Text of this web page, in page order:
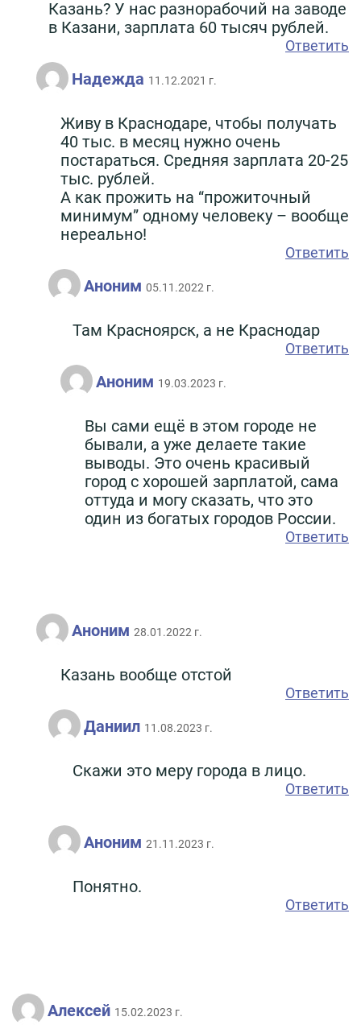
Казань? У нас разнорабочий на заводе
в Казани, зарплата 60 тысяч рублей.
Ответить
Надежда 11.12.2021 г.
Живу в Краснодаре, чтобы получать
40 тыс. в месяц нужно очень
постараться. Средняя зарплата 20-25
тыс. рублей.
А как прожить на “прожиточный
минимум” одному человеку – вообще
нереально!
Ответить
Аноним 05.11.2022 г.
Там Красноярск, а не Краснодар
Ответить
Аноним 19.03.2023 г.
Вы сами ещё в этом городе не
бывали, а уже делаете такие
выводы. Это очень красивый
город с хорошей зарплатой, сама
оттуда и могу сказать, что это
один из богатых городов России.
Ответить
Аноним 28.01.2022 г.
Казань вообще отстой
Ответить
Даниил 11.08.2023 г.
Скажи это меру города в лицо.
Ответить
Аноним 21.11.2023 г.
Понятно.
Ответить
Алексей 15.02.2023 г.